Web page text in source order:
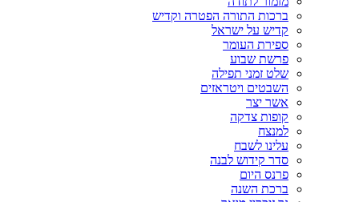
ברכות התורה הפטרה וקדיש
קדיש על ישראל
ספירת העומר
פרשת שבוע
שלט זמני תפילה
השבטים ויטראזים
אשר יצר
קופות צדקה
למנצח
עלינו לשבח
סדר קידוש לבנה
פרנס היום
ברכת השנה